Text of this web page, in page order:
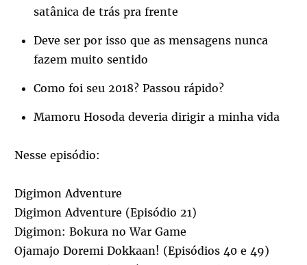
satânica de trás pra frente
Deve ser por isso que as mensagens nunca
fazem muito sentido
Como foi seu 2018? Passou rápido?
Mamoru Hosoda deveria dirigir a minha vida
Nesse episódio:
Digimon Adventure
Digimon Adventure (Episódio 21)
Digimon: Bokura no War Game
Ojamajo Doremi Dokkaan! (Episódios 40 e 49)